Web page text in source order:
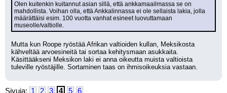
Olen kuitenkin kuitannut asian sillä, että ankkamaailmassa se on
mahdollista. Voihan olla, että Ankkalinnassa ei ole sellaista lakia, jolla
määrättäisi esim. 100 vuotta vanhat esineet luovuttamaan
museolle/valtiolle.
Mutta kun Roope ryöstää Afrikan valtioiden kullan, Meksikosta
kähveltää arvoesineitä tai sortaa kehitysmaan asukkaita.
Käsittääkseni Meksikon laki ei anna oikeutta muista valtioista
tuleville ryöstäjille. Sortaminen taas on ihmisoikeuksia vastaan.
Sivuja: 1 2 3 4 5 6